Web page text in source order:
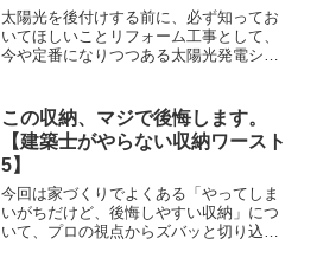
太陽光を後付けする前に、必ず知ってお
いてほしいことリフォーム工事として、
今や定番になりつつある太陽光発電シス
た、かなり魅力的な売り文句の商品も増
えてきました。「そろそろ...
この収納、マジで後悔します。
【建築士がやらない収納ワースト
5】
今回は家づくりでよくある「やってしま
いがちだけど、後悔しやすい収納」につ
いて、プロの視点からズバッと切り込み